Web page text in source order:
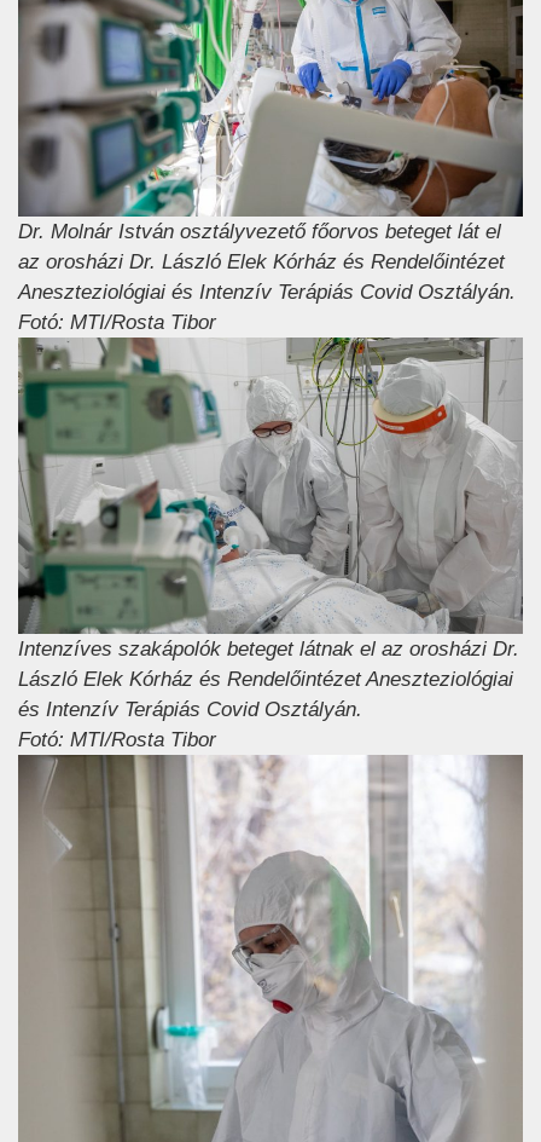
Dr. Molnár István osztályvezető főorvos beteget lát el
az orosházi Dr. László Elek Kórház és Rendelőintézet
Aneszteziológiai és Intenzív Terápiás Covid Osztályán.
Fotó: MTI/Rosta Tibor
Intenzíves szakápolók beteget látnak el az orosházi Dr.
László Elek Kórház és Rendelőintézet Aneszteziológiai
és Intenzív Terápiás Covid Osztályán.
Fotó: MTI/Rosta Tibor